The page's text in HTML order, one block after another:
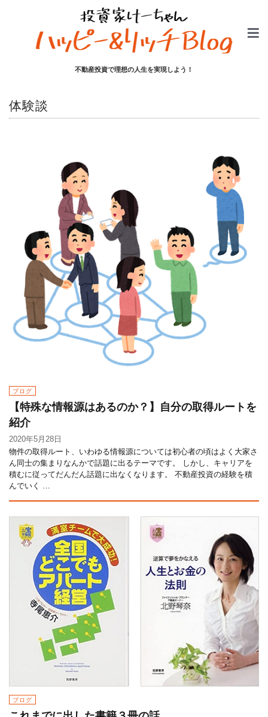
不動産投資で理想の人生を実現しよう！
体験談
ブログ
【特殊な情報源はあるのか？】自分の取得ルートを
紹介
2020年5月28日
物件の取得ルート、いわゆる情報源については初心者の頃はよく大家さ
ん同士の集まりなんかで話題に出るテーマです。 しかし、キャリアを
積むに従ってだんだん話題に出なくなります。 不動産投資の経験を積
んでいく …
ブログ